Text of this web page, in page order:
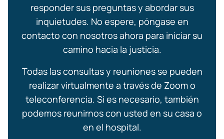
responder sus preguntas y abordar sus
inquietudes. No espere, póngase en
contacto con nosotros ahora para iniciar su
camino hacia la justicia.
Todas las consultas y reuniones se pueden
realizar virtualmente a través de Zoom o
teleconferencia. Si es necesario, también
podemos reunirnos con usted en su casa o
en el hospital.